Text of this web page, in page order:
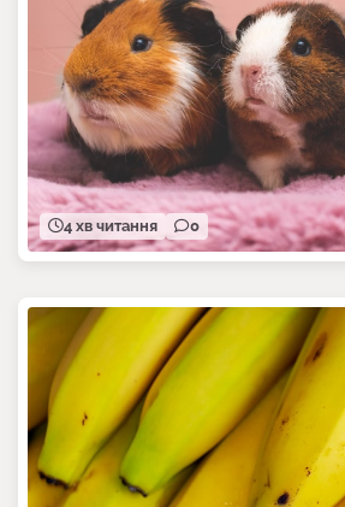
4 хв читання 0